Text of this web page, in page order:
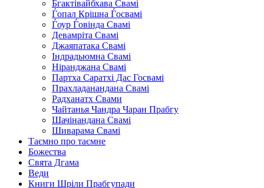
Бгактівайбхава Свамі
Ѓопал Крішна Ѓосвамі
Ѓоур Ѓовінда Свамі
Девамріта Свамі
Джаяпатака Свамі
Індрадьюмна Свамі
Ніранджана Свамі
Партха Саратхі Дас Госвамі
Прахладанандана Свамі
Радханатх Свами
Чайтанья Чандра Чаран Прабгу
Шачінандана Свамі
Шиварама Свамі
Таємно про таємне
Божества
Свята Дгама
Веди
Книги Шріли Прабгупади